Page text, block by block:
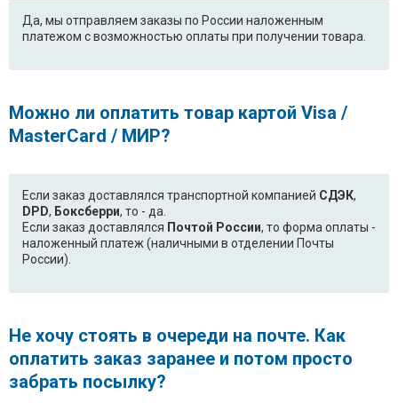
Да, мы отправляем заказы по России наложенным
платежом с возможностью оплаты при получении товара.
Можно ли оплатить товар картой Visa /
MasterCard / МИР?
Если заказ доставлялся транспортной компанией СДЭК,
DPD, Боксберри, то - да.
Если заказ доставлялся Почтой России, то форма оплаты -
наложенный платеж (наличными в отделении Почты
России).
Не хочу стоять в очереди на почте. Как
оплатить заказ заранее и потом просто
забрать посылку?